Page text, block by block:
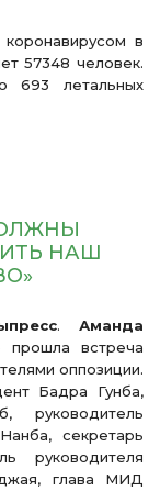
в
57348 человек.
693 летальных
НАШ
.Аманда
прошла встреча
оппозиции.
Бадра Гунба,
руководитель
секретарь
руководителя
глава МИД